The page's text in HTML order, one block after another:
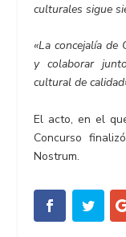
culturales sigue
«La concejalía
y colaborar
cultural de
El acto, en el
Concurso
Nostrum.